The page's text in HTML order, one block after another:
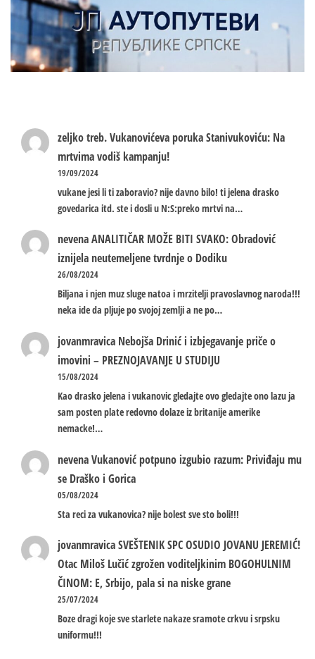
zeljko treb.Vukanovićeva poruka Stanivukoviću: Na
mrtvima vodiš kampanju!
19/09/2024
vukane jesi li ti zaboravio? nije davno bilo! ti jelena drasko
govedarica itd. ste i dosli u N:S:preko mrtvi na…
nevenaANALITIČAR MOŽE BITI SVAKO: Obradović
iznijela neutemeljene tvrdnje o Dodiku
26/08/2024
Biljana i njen muz sluge natoa i mrzitelji pravoslavnog naroda!!!
neka ide da pljuje po svojoj zemlji a ne po…
jovanmravica Nebojša Drinić i izbjegavanje priče o
imovini – PREZNOJAVANJE U STUDIJU
15/08/2024
Kao drasko jelena i vukanovic gledajte ovo gledajte ono lazu ja
sam posten plate redovno dolaze iz britanije amerike
nemacke!…
nevenaVukanović potpuno izgubio razum: Priviđaju mu
se Draško i Gorica
05/08/2024
Sta reci za vukanovica? nije bolest sve sto boli!!!
jovanmravicaSVEŠTENIK SPC OSUDIO JOVANU JEREMIĆ!
Otac Miloš Lučić zgrožen voditeljkinim BOGOHULNIM
ČINOM: E, Srbijo, pala si na niske grane
25/07/2024
Boze dragi koje sve starlete nakaze sramote crkvu i srpsku
uniformu!!!